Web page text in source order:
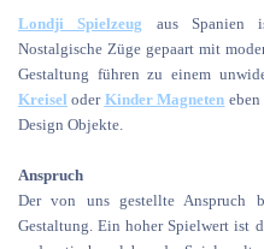
Londji Spielzeug aus Spanien
Nostalgische Züge gepaart mit
Gestaltung führen zu einem
Kreisel oder Kinder Magneten
Design Objekte.
Anspruch
Der von uns gestellte Anspruch
Gestaltung. Ein hoher Spielwert ist